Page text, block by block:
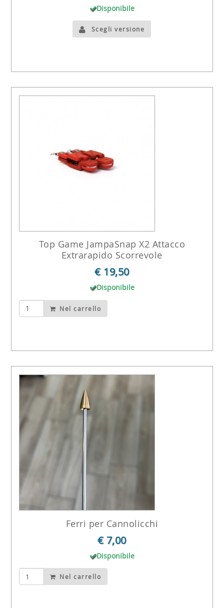
Disponibile
Scegli versione
Top Game JampaSnap X2 Attacco
Extrarapido Scorrevole
€ 19,50
Disponibile
Nel carrello
Ferri per Cannolicchi
€ 7,00
Disponibile
Nel carrello